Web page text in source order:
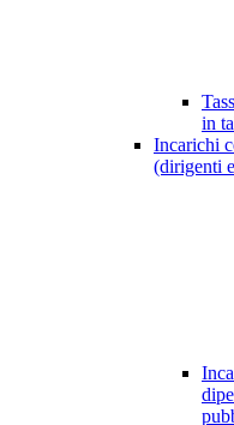
in
Incarichi
(dirigenti